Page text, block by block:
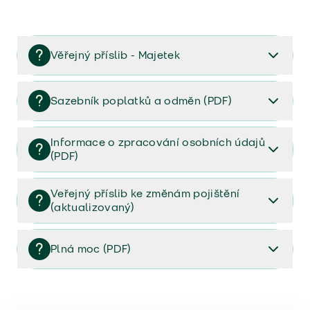
Věřejný příslib - Majetek
Věřejný příslib majetek 2023
Sazebník poplatků a odměn (PDF)
Sazebník poplatků a odměn (PDF)
Informace o zpracování osobních údajů
(PDF)
Informace o zpracování osobních údajů (PDF)
Veřejný příslib ke změnám pojištění
(aktualizovaný)
Veřejný příslib ke změnám pojištění (aktualizovaný)
Plná moc (PDF)